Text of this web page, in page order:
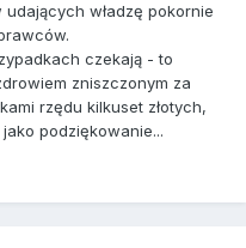
władzę pokornie
czekają - to
zniszczonym za
rzędu kilkuset złotych,
podziękowanie...